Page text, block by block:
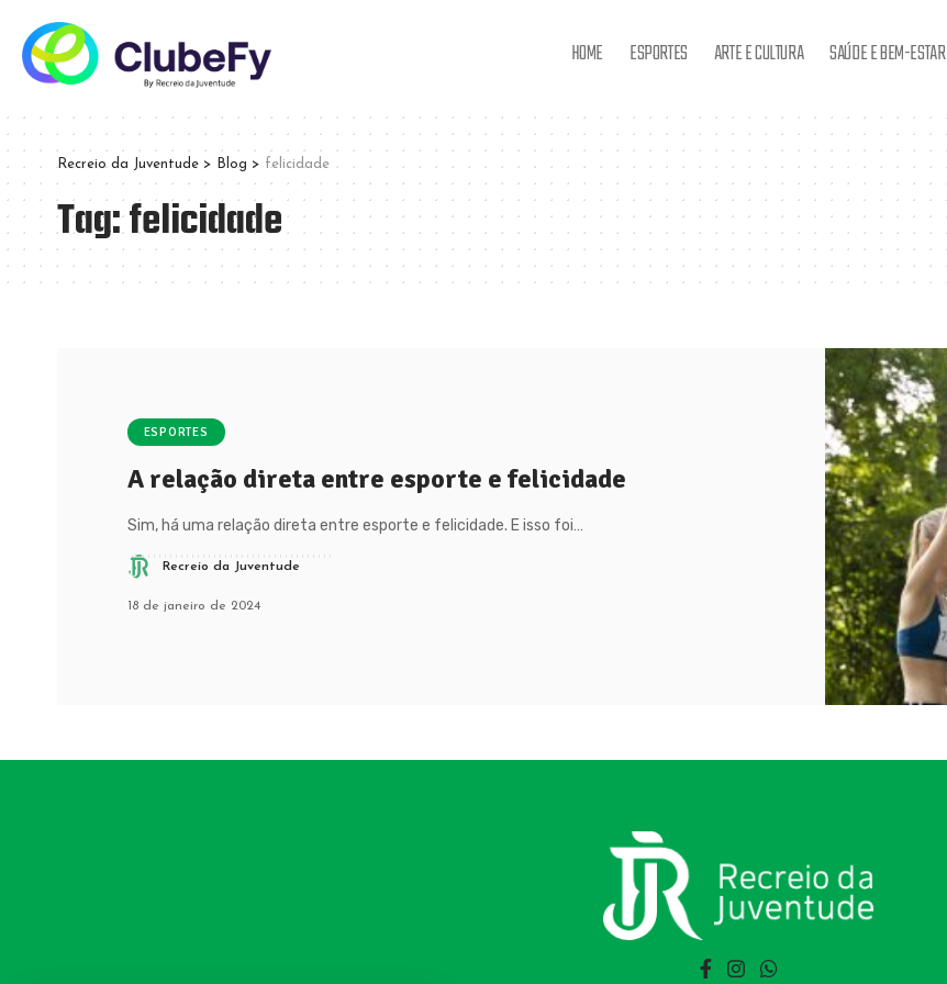
HOME ESPORTES ARTE E CULTURA SAÚDE E BEM-ESTAR
Recreio da Juventude > Blog > felicidade
Tag:felicidade
ESPORTES
A relação direta entre esporte e felicidade
Sim, há uma relação direta entre esporte e felicidade. E isso foi…
Recreio da Juventude
18 de janeiro de 2024